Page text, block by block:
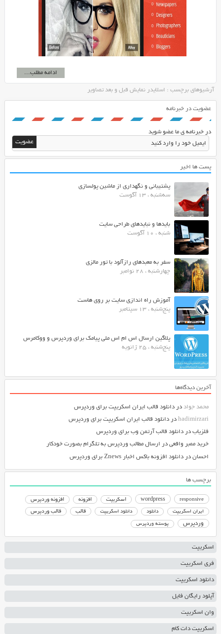
ادامه مطلب...
آرشیوهای برچسب : اسلایدر نمایش قبل و بعد تصاویر
عضویت در خبرنامه
در خبرنامه ی ما عضو شوید
پست ها اخیر
پشتیبانی و نگهداری از ماشین پولسازی
سه‌شنبه ، 13 آگوست
بایدها و نبایدهای طراحی سایت
شنبه ، 10 آگوست
سفر به معبدهای رازآلود با تور مالزی
چهارشنبه ، 28 نوامبر
آموزش راه اندازی سایت بر روی هاست
پنج‌شنبه ، 13 سپتامبر
پلاگین ارسال اس ام اس ملی پیامک برای وردپرس و ووکامرس
پنج‌شنبه ، 25 ژانویه
آخرین دیدگاه‌ها
محمد جواددر دانلود قالب ایران اسکریپت برای وردپرس
hadimirzariدر دانلود قالب ایران اسکریپت برای وردپرس
فلزیابدر دانلود قالب آرتمن وب برای وردپرس
خرید ممبر واقعیدر ارسال مطالب وردپرس به تلگرام بصورت خودکار
احساندر دانلود افزونه باکس اخبار Znews برای وردپرس
برچسب ها
responsive
wordpress اسکریپت افزونه افزونه وردپرس
ایران اسکریپت دانلود دانلود اسکریپت قالب قالب وردپرس
وردپرس پوسته وردپرس
اسکریپت
فری اسکریپت
دانلود اسکریپت
آپلود رایگان فایل
وان اسکریپت
اسکریپت دات کام